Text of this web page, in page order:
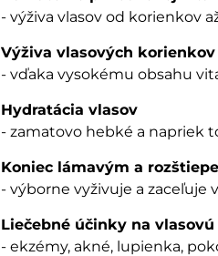
- výživa vlasov od korienkov
Výživa vlasových korienkov
- vďaka vysokému obsahu
Hydratácia vlasov
- zamatovo hebké a napriek
Koniec lámavým a
- výborne vyživuje a zaceľuje
Liečebné účinky na
- ekzémy, akné, lupienka,